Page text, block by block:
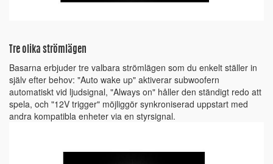
Tre olika strömlägen
Basarna erbjuder tre valbara strömlägen som du enkelt ställer in
själv efter behov: "Auto wake up" aktiverar subwoofern
automatiskt vid ljudsignal, "Always on" håller den ständigt redo att
spela, och "12V trigger" möjliggör synkroniserad uppstart med
andra kompatibla enheter via en styrsignal.